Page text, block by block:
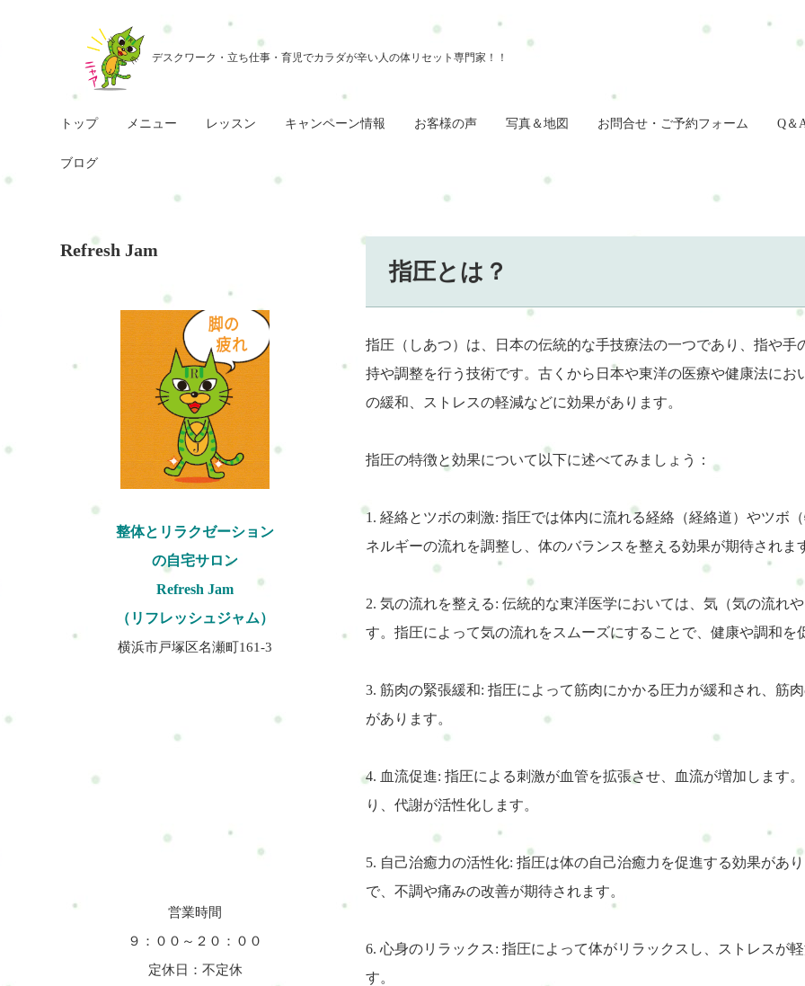
トップ メニュー レッスン キャンペーン情報 お客様の声 写真＆地図 お問合せ・ご予約フォーム Q＆
ブログ
指圧とは？
指圧（しあつ）は、日本の伝統的な手技療法の一つであり、指や
持や調整を行う技術です。古くから日本や東洋の医療や健康法に
の緩和、ストレスの軽減などに効果があります。
指圧の特徴と効果について以下に述べてみましょう：
1. 経絡とツボの刺激: 指圧では体内に流れる経絡（経絡道）やツボ
ネルギーの流れを調整し、体のバランスを整える効果が期待されま
2. 気の流れを整える: 伝統的な東洋医学においては、気（気の流れ
す。指圧によって気の流れをスムーズにすることで、健康や調和を
3. 筋肉の緊張緩和: 指圧によって筋肉にかかる圧力が緩和され、筋
があります。
4. 血流促進: 指圧による刺激が血管を拡張させ、血流が増加します
り、代謝が活性化します。
5. 自己治癒力の活性化: 指圧は体の自己治癒力を促進する効果があ
で、不調や痛みの改善が期待されます。
6. 心身のリラックス: 指圧によって体がリラックスし、ストレスが
す。
Refresh Jam
整体とリラクゼーション
の自宅サロン
Refresh Jam
（リフレッシュジャム）
横浜市戸塚区名瀬町161-3
営業時間
９：００～２０：００
定休日：不定休